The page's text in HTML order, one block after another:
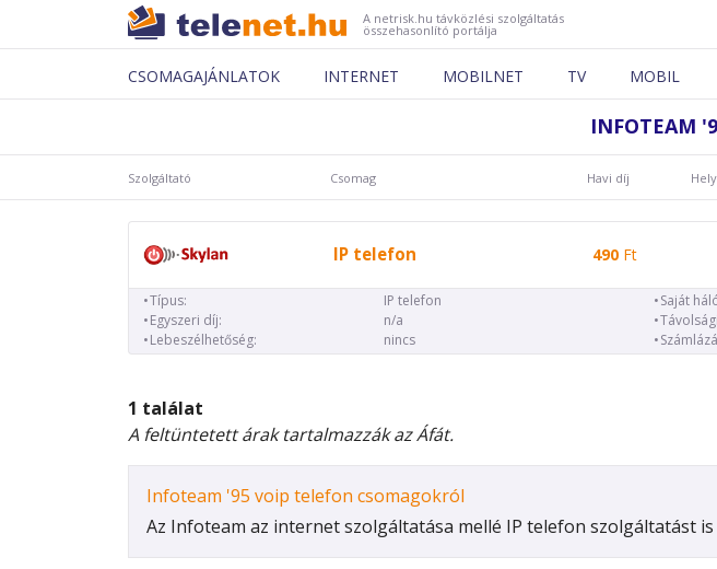
A netrisk.hu távközlési szolgáltatás
összehasonlító portálja
CSOMAGAJÁNLATOK INTERNET MOBILNET TV MOBIL
INFOTEAM
Szolgáltató Csomag Havi díj
IP telefon 490Ft
Típus:
IP telefon
Egyszeri díj:
n/a
Lebeszélhetőség:
nincs
Saját
1 találat
A feltüntetett árak tartalmazzák az Áfát.
Infoteam '95 voip telefon csomagokról
Az Infoteam az internet szolgáltatása mellé IP telefon szolgáltatást